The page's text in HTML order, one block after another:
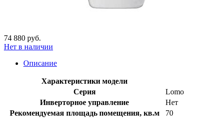
74 880 руб.
Нет в наличии
Описание
Характеристики модели
Серия
Lomo
Инверторное управление
Нет
Рекомендуемая площадь помещения, кв.м
70